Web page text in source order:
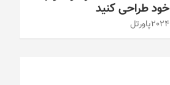
طراحی کنید
پاورتل